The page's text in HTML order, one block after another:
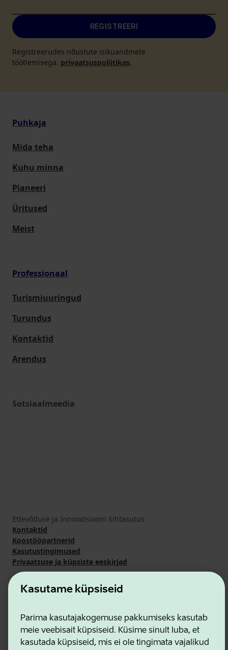
Kasutame küpsiseid
Parima kasutajakogemuse pakkumiseks kasutab
meie veebisait küpsiseid. Küsime sinult luba, et
kasutada küpsiseid, mis ei ole tingimata vajalikud
REGISTREERI
Registreerudes nõustute isikuandmete
töötlemisega. privaatsuspoliitikas.
Puhkaja
Mida teha
Kuhu minna
Planeeri
Üritused
Meist
Professionaal
Turismiuuringud
Turundus
Kontaktid
Arendus
Sotsiaalmeedia
Ettevõtluse ja Innovatsiooni Sihtasutus
Kontaktid
Koostööpartnerid
Kasutustingimused
Privaatsuse ja küpsiste eeskirjad